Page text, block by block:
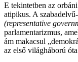
E tekintetben az
atipikus. A
(representative
parlamentarizmus,
ám makacsul
az első világháború